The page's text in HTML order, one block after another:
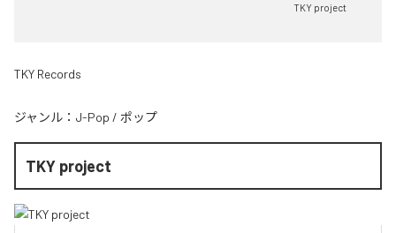
TKY project
TKY Records
ジャンル： J-Pop / ポップ
TKY project